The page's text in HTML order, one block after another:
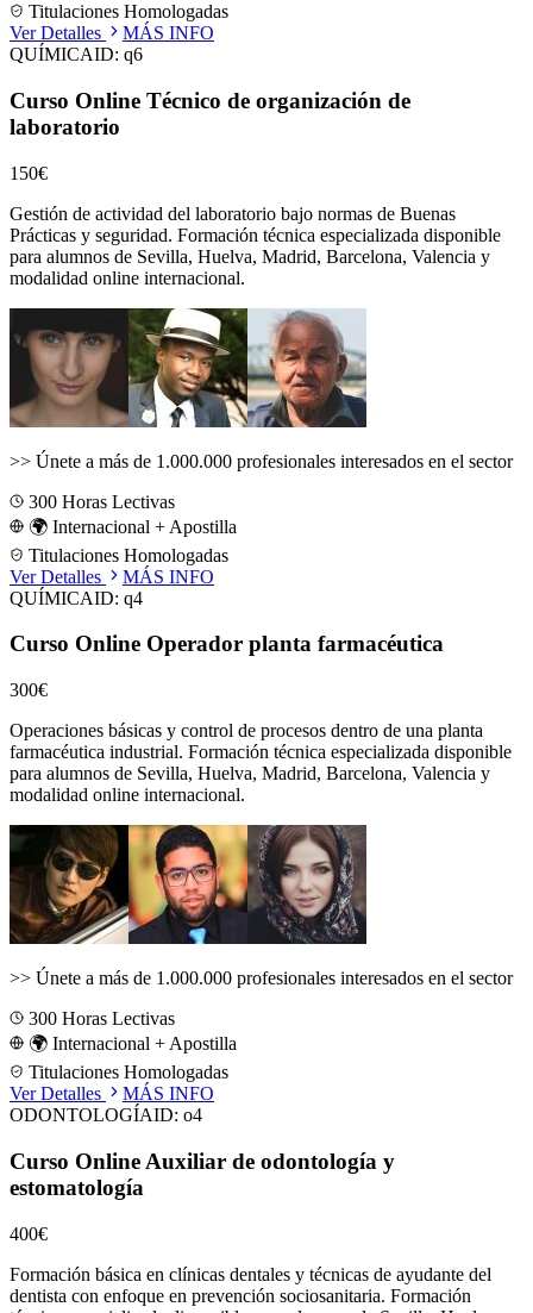
Titulaciones Homologadas
Ver Detalles
MÁS INFO
QUÍMICAID: q6
Curso Online Técnico de organización de
laboratorio
150€
Gestión de actividad del laboratorio bajo normas de Buenas
Prácticas y seguridad. Formación técnica especializada disponible
para alumnos de Sevilla, Huelva, Madrid, Barcelona, Valencia y
modalidad online internacional.
>> Únete a más de 1.000.000 profesionales interesados en el sector
300 Horas Lectivas
🌍 Internacional + Apostilla
Titulaciones Homologadas
Ver Detalles
MÁS INFO
QUÍMICAID: q4
Curso Online Operador planta farmacéutica
300€
Operaciones básicas y control de procesos dentro de una planta
farmacéutica industrial. Formación técnica especializada disponible
para alumnos de Sevilla, Huelva, Madrid, Barcelona, Valencia y
modalidad online internacional.
>> Únete a más de 1.000.000 profesionales interesados en el sector
300 Horas Lectivas
🌍 Internacional + Apostilla
Titulaciones Homologadas
Ver Detalles
MÁS INFO
ODONTOLOGÍAID: o4
Curso Online Auxiliar de odontología y
estomatología
400€
Formación básica en clínicas dentales y técnicas de ayudante del
dentista con enfoque en prevención sociosanitaria. Formación